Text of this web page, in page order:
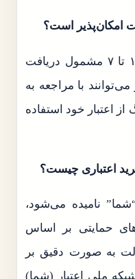
خانوارهای یارانه‌بگیر در دهک‌های ۱ تا ۷ مشمول دریافت
و می‌توانند با مراجعه به
اعتبار خود استفاده
نامیده می‌شود،
حمایتی بر اساس
به صورت دقیق بر
ملی اعتبار (شما)